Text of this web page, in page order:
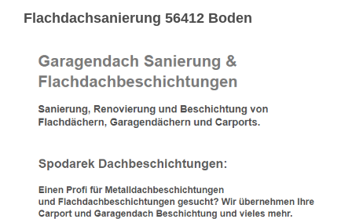
Flachdachsanierung 56412 Boden